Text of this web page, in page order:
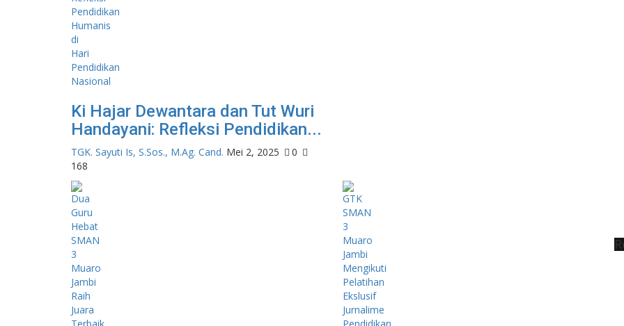
Ki Hajar Dewantara dan Tut Wuri
Handayani: Refleksi Pendidikan...
TGK. Sayuti Is, S.Sos., M.Ag. Cand. Mei 2, 2025
0
168